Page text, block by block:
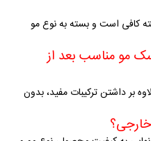
استفاده ۱ تا ۲ بار در هفته کافی است و بسته به نوع مو
مو مناسب بعد از
بر داشتن ترکیبات مفید، بدون